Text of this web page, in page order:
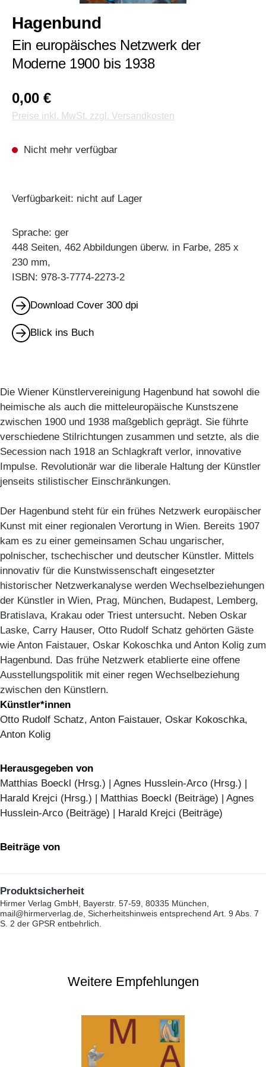
Hagenbund
Ein europäisches Netzwerk der
Moderne 1900 bis 1938
0,00 €
Preise inkl. MwSt. zzgl. Versandkosten
Nicht mehr verfügbar
Verfügbarkeit: nicht auf Lager
Sprache: ger
448 Seiten, 462 Abbildungen überw. in Farbe, 285 x
230 mm,
ISBN: 978-3-7774-2273-2
Download Cover 300 dpi
Blick ins Buch
Die Wiener Künstlervereinigung Hagenbund hat sowohl die
heimische als auch die mitteleuropäische Kunstszene
zwischen 1900 und 1938 maßgeblich geprägt. Sie führte
verschiedene Stilrichtungen zusammen und setzte, als die
Secession nach 1918 an Schlagkraft verlor, innovative
Impulse. Revolutionär war die liberale Haltung der Künstler
jenseits stilistischer Einschränkungen.
Der Hagenbund steht für ein frühes Netzwerk europäischer
Kunst mit einer regionalen Verortung in Wien. Bereits 1907
kam es zu einer gemeinsamen Schau ungarischer,
polnischer, tschechischer und deutscher Künstler. Mittels
innovativ für die Kunstwissenschaft eingesetzter
historischer Netzwerkanalyse werden Wechselbeziehungen
der Künstler in Wien, Prag, München, Budapest, Lemberg,
Bratislava, Krakau oder Triest untersucht. Neben Oskar
Laske, Carry Hauser, Otto Rudolf Schatz gehörten Gäste
wie Anton Faistauer, Oskar Kokoschka und Anton Kolig zum
Hagenbund. Das frühe Netzwerk etablierte eine offene
Ausstellungspolitik mit einer regen Wechselbeziehung
zwischen den Künstlern.
Künstler*innen
Otto Rudolf Schatz, Anton Faistauer, Oskar Kokoschka,
Anton Kolig
Herausgegeben von
Matthias Boeckl (Hrsg.) | Agnes Husslein-Arco (Hrsg.) |
Harald Krejci (Hrsg.) | Matthias Boeckl (Beiträge) | Agnes
Husslein-Arco (Beiträge) | Harald Krejci (Beiträge)
Beiträge von
Produktsicherheit
Hirmer Verlag GmbH, Bayerstr. 57-59, 80335 München,
mail@hirmerverlag.de, Sicherheitshinweis entsprechend Art. 9 Abs. 7
S. 2 der GPSR entbehrlich.
Weitere Empfehlungen